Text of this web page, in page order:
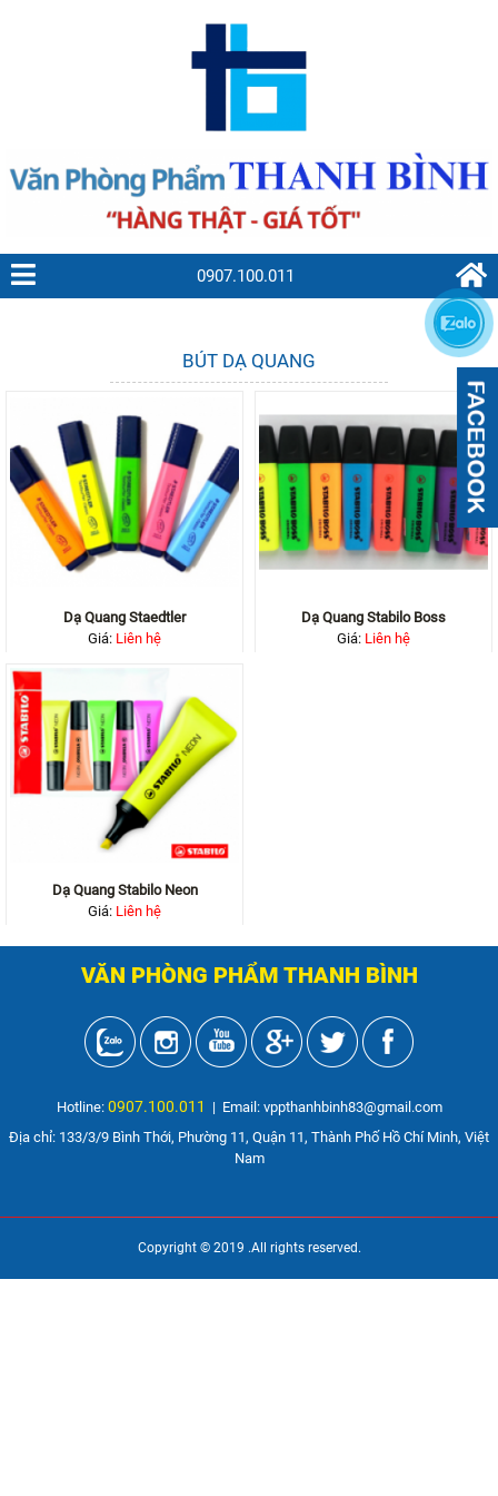
0907.100.011
BÚT DẠ QUANG
Dạ Quang Staedtler
Giá: Liên hệ
Dạ Quang Stabilo Boss
Giá: Liên hệ
Dạ Quang Stabilo Neon
Giá: Liên hệ
VĂN PHÒNG PHẨM THANH BÌNH
Hotline: 0907.100.011
| Email: vppthanhbinh83@gmail.com
Địa chỉ: 133/3/9 Bình Thới, Phường 11, Quận 11, Thành Phố Hồ Chí Minh, Việt
Nam
Copyright © 2019 .All rights reserved.